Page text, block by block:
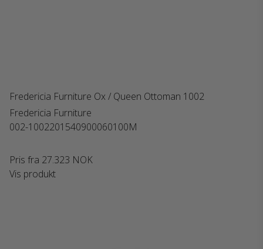
Fredericia Furniture Ox / Queen Ottoman 1002
Fredericia Furniture
002-1002201540900060100M
Pris fra 27.323 NOK
Vis produkt